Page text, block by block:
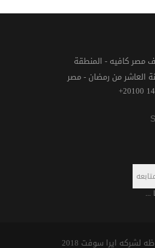
- خلف مصر كافيه - المنطقة
+20100
...
ايرا سوفت 2018